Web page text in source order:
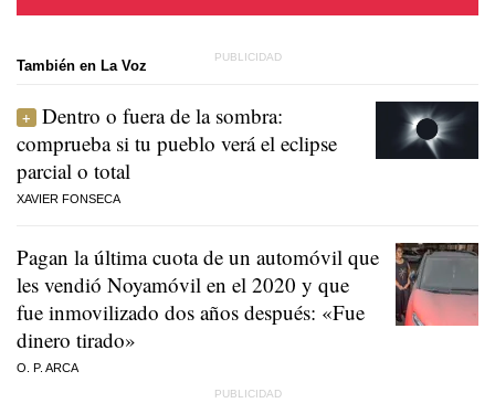
También en La Voz
Dentro o fuera de la sombra:
comprueba si tu pueblo verá el eclipse
parcial o total
XAVIER FONSECA
Pagan la última cuota de un automóvil que
les vendió Noyamóvil en el 2020 y que
fue inmovilizado dos años después: «Fue
dinero tirado»
O. P. ARCA